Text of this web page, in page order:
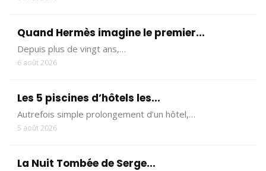
Quand Hermès imagine le premier...
Depuis plus de vingt ans,…
6 août 2026
Les 5 piscines d’hôtels les...
Autrefois simple prolongement d’un hôtel,…
5 août 2026
La Nuit Tombée de Serge...